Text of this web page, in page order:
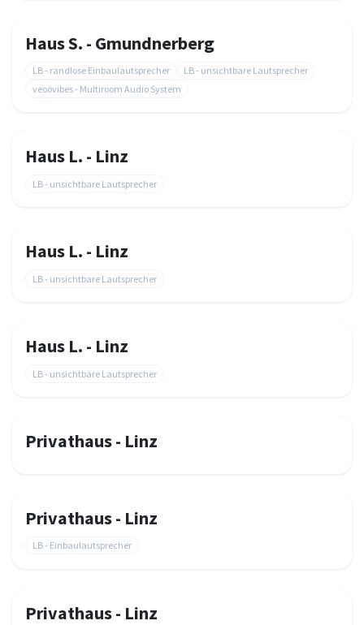
Haus S. - Gmundnerberg
LB - randlose Einbaulautsprecher
LB - unsichtbare Lautsprecher
veoovibes - Multiroom Audio System
Haus L. - Linz
LB - unsichtbare Lautsprecher
Haus L. - Linz
LB - unsichtbare Lautsprecher
Haus L. - Linz
LB - unsichtbare Lautsprecher
Privathaus - Linz
Privathaus - Linz
LB - Einbaulautsprecher
Privathaus - Linz